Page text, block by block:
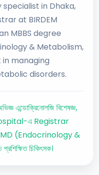
in Dhaka,
at BIRDEM
MBBS degree
& Metabolism,
managing
disorders.
এন্ডোক্রিনোলজি বিশেষজ্ঞ,
Hospital-এ Registrar
MD (Endocrinology &
চিকিৎসক।